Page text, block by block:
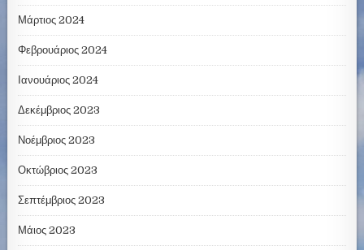
Μάρτιος 2024
Φεβρουάριος 2024
Ιανουάριος 2024
Δεκέμβριος 2023
Νοέμβριος 2023
Οκτώβριος 2023
Σεπτέμβριος 2023
Μάιος 2023